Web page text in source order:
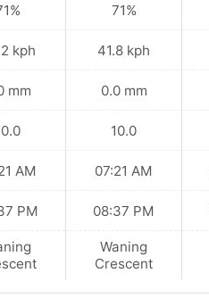
kph
mm
AM
PM
71%
41.8 kph
0.0 mm
10.0
07:21 AM
08:37 PM
Waning
Crescent